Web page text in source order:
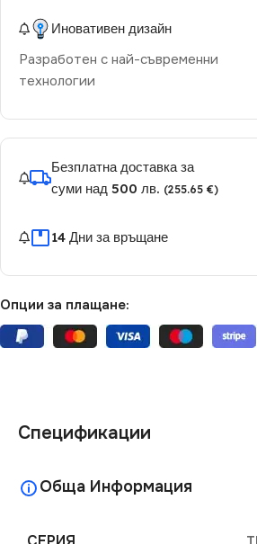
Иновативен дизайн
Разработен с най-съвременни
технологии
Безплатна доставка за
суми над 500 лв. (255.65 €)
14 Дни за връщане
Опции за плащане:
Спецификации
Обща Информация